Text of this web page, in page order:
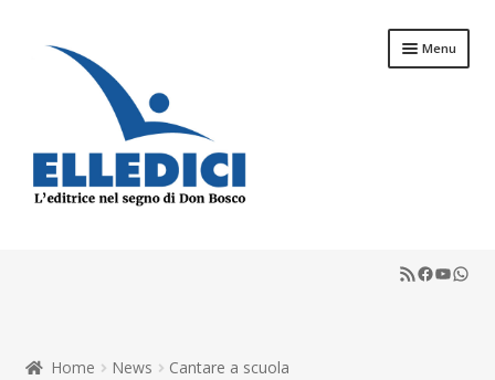
Vai
navigazione
Vai
contenuto
Menu
menu
Espandi
RSS FeedFacebook
Home News Cantare a scuola